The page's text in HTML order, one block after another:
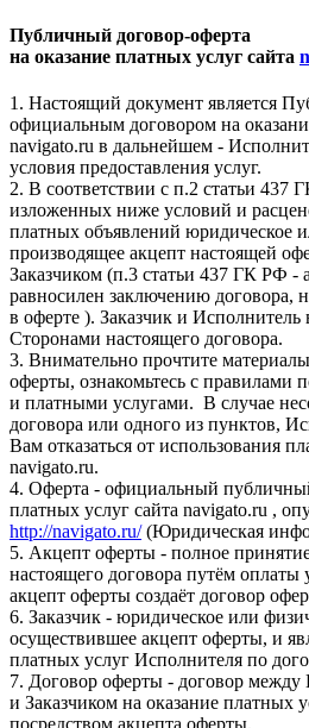
Публичный договор-оферта
на оказание платных услуг сайта
1. Настоящий документ является
официальным договором на
navigato.ru в дальнейшем -
условия предоставления услуг.
2. В соответствии с п.2 статьи 437
изложенных ниже условий и
платных объявлений юридическое
производящее акцепт настоящей
Заказчиком (п.3 статьи 437 ГК РФ -
равносилен заключению договора,
в оферте ). Заказчик и Исполнитель
Сторонами настоящего договора.
3. Внимательно прочтите
оферты, ознакомьтесь с правилами
и платными услугами. В случае
договора или одного из пунктов,
Вам отказаться от использования
navigato.ru.
4. Оферта - официальный
платных услуг сайта navigato.ru ,
http://navigato.ru/(Юридическая
5. Акцепт оферты - полное
настоящего договора путём оплаты
акцепт оферты создаёт договор
6. Заказчик - юридическое или
осуществившее акцепт оферты, и
платных услуг Исполнителя по
7. Договор оферты - договор между
и Заказчиком на оказание платных